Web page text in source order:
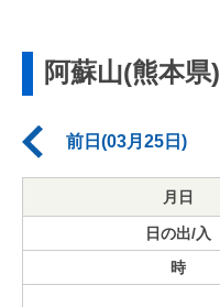
阿蘇山(熊本
前日(03月25日)
月日
日の出/入
時